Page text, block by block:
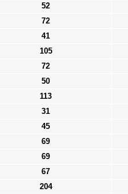
52
72
41
105
72
50
113
31
45
69
69
67
204